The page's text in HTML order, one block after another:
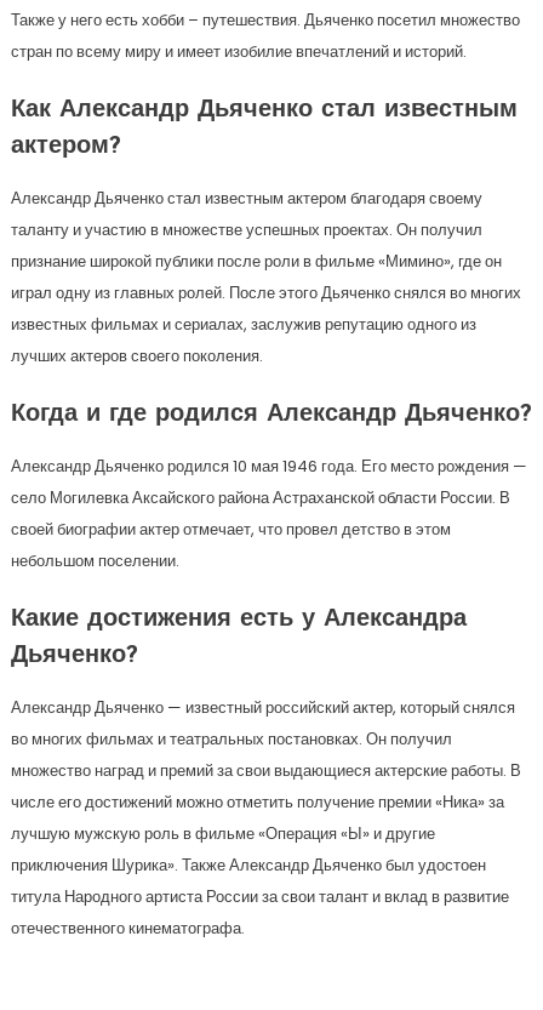
Также у него есть хобби – путешествия. Дьяченко посетил множество
стран по всему миру и имеет изобилие впечатлений и историй.
Как Александр Дьяченко стал известным
актером?
Александр Дьяченко стал известным актером благодаря своему
таланту и участию в множестве успешных проектах. Он получил
признание широкой публики после роли в фильме «Мимино», где он
играл одну из главных ролей. После этого Дьяченко снялся во многих
известных фильмах и сериалах, заслужив репутацию одного из
лучших актеров своего поколения.
Когда и где родился Александр Дьяченко?
Александр Дьяченко родился 10 мая 1946 года. Его место рождения —
село Могилевка Аксайского района Астраханской области России. В
своей биографии актер отмечает, что провел детство в этом
небольшом поселении.
Какие достижения есть у Александра
Дьяченко?
Александр Дьяченко — известный российский актер, который снялся
во многих фильмах и театральных постановках. Он получил
множество наград и премий за свои выдающиеся актерские работы. В
числе его достижений можно отметить получение премии «Ника» за
лучшую мужскую роль в фильме «Операция «Ы» и другие
приключения Шурика». Также Александр Дьяченко был удостоен
титула Народного артиста России за свои талант и вклад в развитие
отечественного кинематографа.